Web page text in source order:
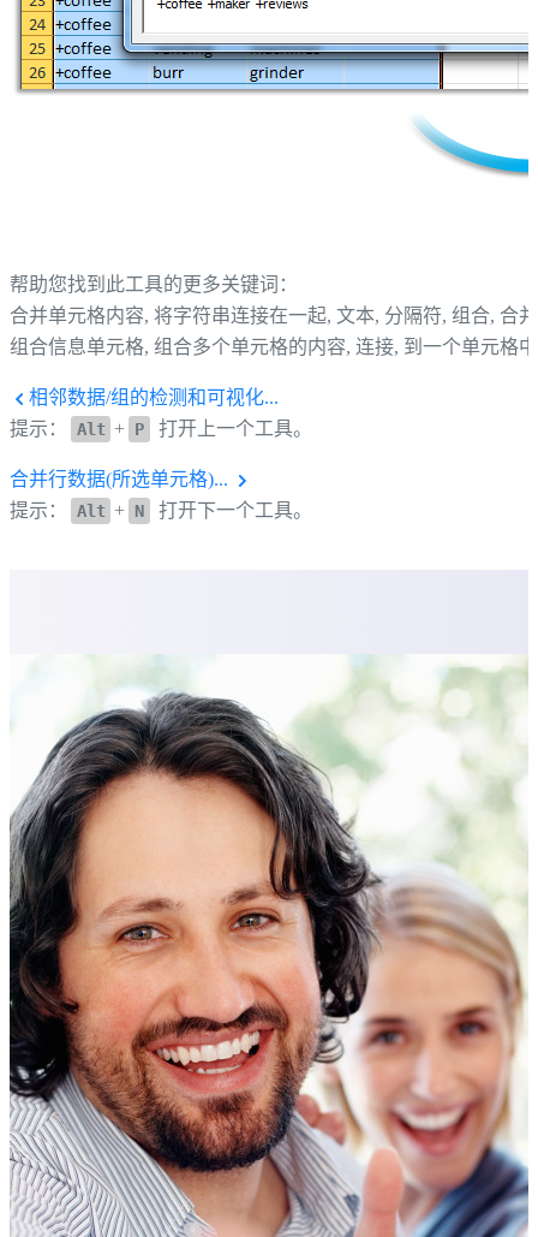
帮助您找到此工具的更多关键词：
合并单元格内容, 将字符串连接在一起, 文本, 分隔符, 组合, 合
组合信息单元格, 组合多个单元格的内容, 连接, 到一个单元格中
相邻数据/组的检测和可视化...
提示：
Alt + P 打开上一个工具。
合并行数据(所选单元格)...
提示：
Alt + N 打开下一个工具。